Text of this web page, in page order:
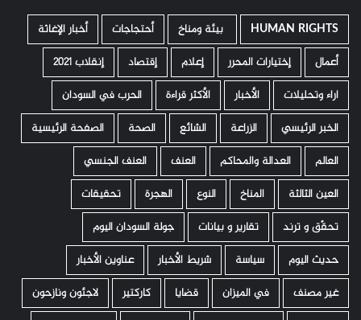
HUMAN RIGHTS ­ بيئة ومناخ أحتجاجات
أخبار الإغاثة
أعمال
إختيارات المحرر إعلام إقتصاد
إنقلاب 2021
اراء وتحليلات
الأخبار الأكثر قراءة
الحرب في السودان
الخبر الرئيسي
الزراعة الشائع الصحة
الصفحة الرئيسية
العالم
العدالة والمحاكم العنف
العنف الجنسي
العين الثالثة
المناخ النوع الهجرة
تحقيقات
تحقّق و ترند
تقارير و بيانات
جولة السودان اليوم
حديث اليوم
سياسة شريط الأخبار
عناوين الأخبار
غير مصنف
في الميزان قضايا كاركتير
لاجئون ونازحون